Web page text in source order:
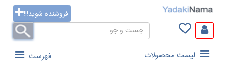
فروشنده شوید!!!
لیست محصولات فهرست